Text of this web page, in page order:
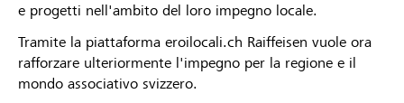
e progetti nell'ambito del loro impegno locale.
Tramite la piattaforma eroilocali.ch Raiffeisen vuole ora
rafforzare ulteriormente l'impegno per la regione e il
mondo associativo svizzero.